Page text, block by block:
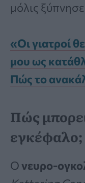
μόλις
«Οι γιατροί
μου ως
Πώς το
Πώς
εγκέφαλο;
Ονευρο-